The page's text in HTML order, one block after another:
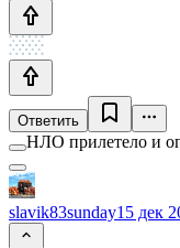
Ответить
НЛО прилетело и
slavik83sunday15 дек